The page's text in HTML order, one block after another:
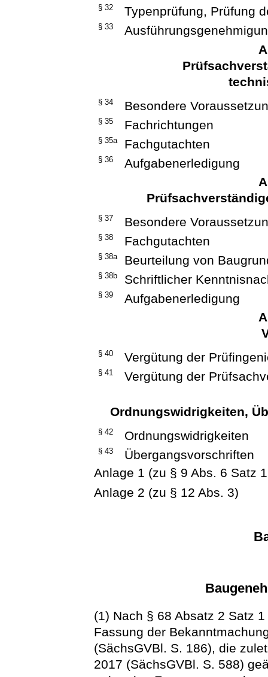
§ 32 Typenprüfung, Prüfung
§ 33
§ 34 Besondere
§ 35 Fachrichtungen
§ 35a Fachgutachten
§ 36
Aufgabenerledigung
§ 37 Besondere
§ 38 Fachgutachten
§ 38a Beurteilung von
§ 38b Schriftlicher
§ 39
Aufgabenerledigung
§ 40 Vergütung der
§ 41 Vergütung der
Ordnungswidrigkeiten,
§ 42 Ordnungswidrigkeiten
§ 43
Übergangsvorschriften
Anlage 1 (zu § 9 Abs. 6 Satz
Anlage 2 (zu § 12 Abs. 3)
(1) Nach § 68 Absatz 2 Satz
Fassung der
(SächsGVBl. S. 186), die
2017 (SächsGVBl. S. 588)